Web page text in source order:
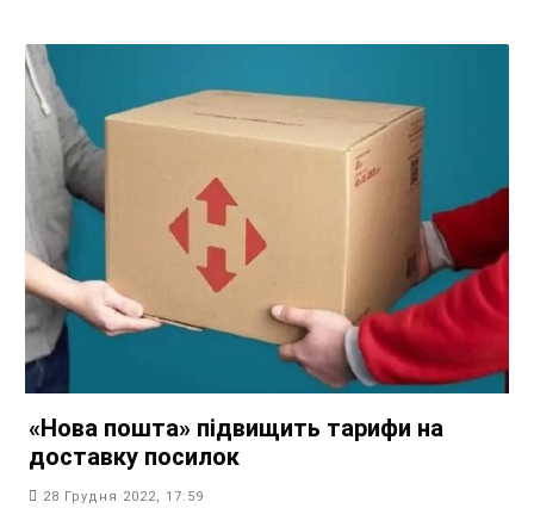
«Нова пошта» підвищить тарифи на
доставку посилок
28 Грудня 2022, 17:59